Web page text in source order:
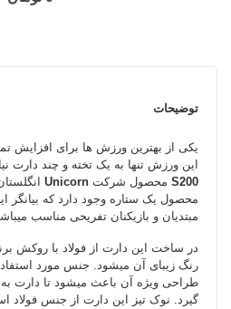
توضیحات
یکی از بهترین ورزش ها برای افزایش
این ورزش تنها به یک تخته و چند دارت
S200 محصول شرکت Unicorn
محصول یک ستاره وجود دارد که بیانگر
مبتدیان و بازیکنان تفریحی مناسب
در ساخت این دارت از فولاد با روکش
رنگ زیبای آن میشود. جنس مورد
طراحی ویژه آن باعث می­شود تا دارت
گیرد. نوک تیز این دارت از جنس فولاد